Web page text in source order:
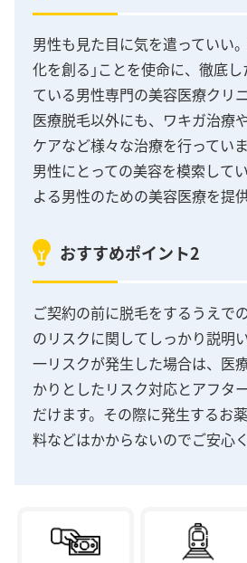
男性も見た目に気を遣っていい
化を創る｣ことを使命に、徹底
ている男性専門の美容医療クリニ
医療脱毛以外にも、ワキガ治療
ケアなど様々な治療を行っていま
男性にとっての美容を模索して
よる男性のための美容医療を提
おすすめポイント2
ご契約の前に脱毛をするうえで
のリスクに関してしっかり説明
一リスクが発生した場合は、医
かりとしたリスク対応とアフタ
だけます。その際に発生するお
料などはかからないのでご安心